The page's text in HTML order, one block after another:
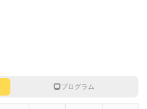
プログラム